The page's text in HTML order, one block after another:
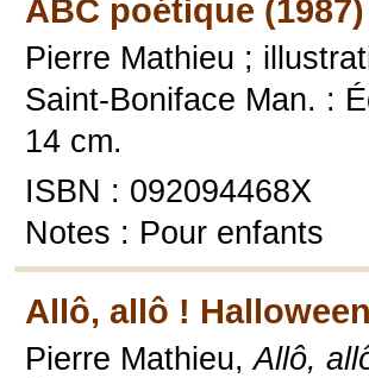
ABC poétique (1987)
Pierre Mathieu ;
Saint-Boniface Man. :
14 cm.
ISBN : 092094468X
Notes : Pour enfants
Allô, allô !
Pierre Mathieu,Allô,